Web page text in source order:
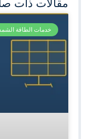
مقالات ذات صلة
خدمات الطاقة الشمسية